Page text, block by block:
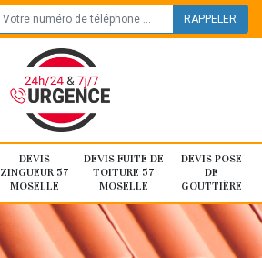
DEVIS
ZINGUEUR 57
MOSELLE
DEVIS FUITE DE
TOITURE 57
MOSELLE
DEVIS POSE
DE
GOUTTIÈRE